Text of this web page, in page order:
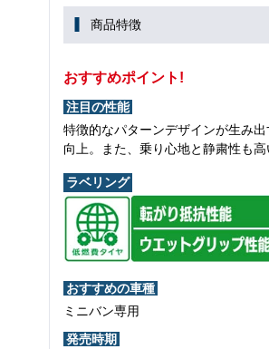
商品特徴
おすすめポイント!
注目の性能
特徴的なパターンデザインが生み
向上。また、乗り心地と静粛性も
ラベリング
おすすめの車種
ミニバン専用
発売時期